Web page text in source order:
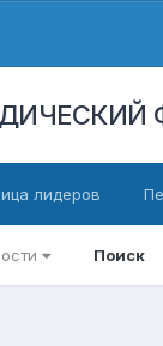
Поиск
лидеров